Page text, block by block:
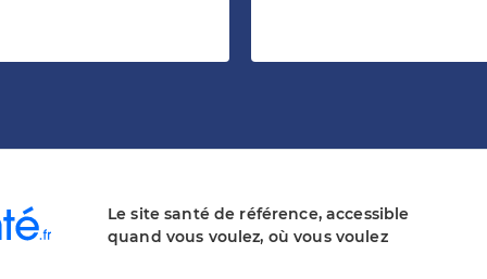
Le site santé de référence, accessible
quand vous voulez, où vous voulez